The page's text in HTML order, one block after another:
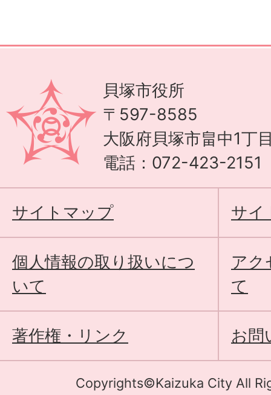
貝塚市役所
〒597-8585
大阪府貝塚市畠中1丁
電話：072-423-2151
サイトマップ サイ
個人情報の取り扱いにつ
いて
アク
て
著作権・リンク お問
Copyrights©Kaizuka City All